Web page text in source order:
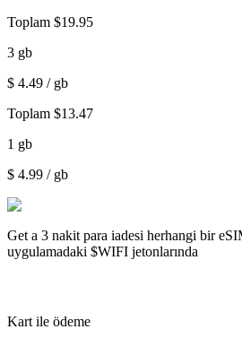
Toplam $19.95
3 gb
$ 4.49 / gb
Toplam $13.47
1 gb
$ 4.99 / gb
Get a 3 nakit para iadesi herhangi bir
uygulamadaki $WIFI jetonlarında
Kart ile ödeme